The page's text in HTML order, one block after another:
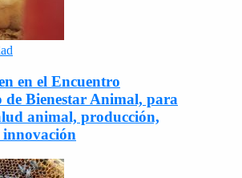
en el Encuentro
Bienestar Animal, para
animal, producción,
innovación